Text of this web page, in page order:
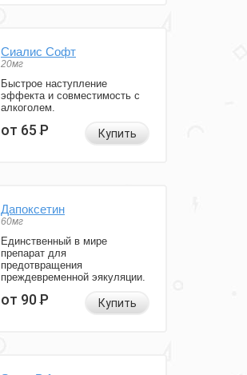
Сиалис Софт
20мг
Быстрое наступление
эффекта и совместимость с
алкоголем.
от 65Р Купить
Дапоксетин
60мг
Единственный в мире
препарат для
предотвращения
преждевременной эякуляции.
от 90Р Купить